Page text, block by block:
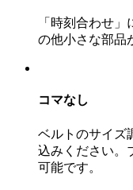
「時刻合わせ
の他小さな部品
コマなし
ベルトのサイズ
込みください。
可能です。